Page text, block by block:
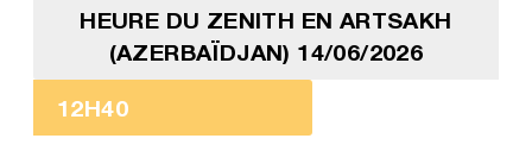
HEURE DU ZENITH EN ARTSAKH
(AZERBAÏDJAN) 14/06/2026
12H40